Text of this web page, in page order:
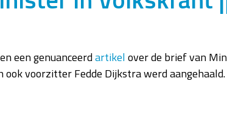
een genuanceerdartikelover de brief van
ook voorzitter Fedde Dijkstra werd aangehaald.